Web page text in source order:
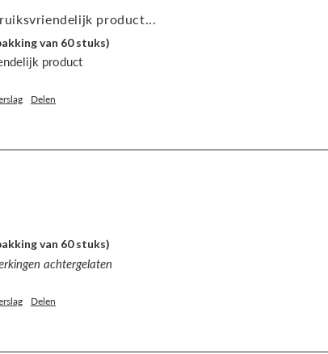
product...
van 60 stuks)
product
Delen
van 60 stuks)
achtergelaten
Delen